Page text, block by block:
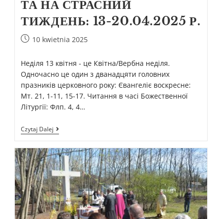
ТА НА СТРАСНИЙ
ТИЖДЕНЬ: 13-20.04.2025 Р.
10 kwietnia 2025
Неділя 13 квітня - це Квітна/Вербна неділя.
Одночасно це один з дванадцяти головних
празників церковного року: Євангеліє воскресне:
Мт. 21, 1-11, 15-17. Читання в часі Божественної
Літургії: Флп. 4, 4…
Czytaj Dalej